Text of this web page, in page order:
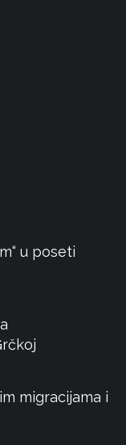
u poseti
migracijama i